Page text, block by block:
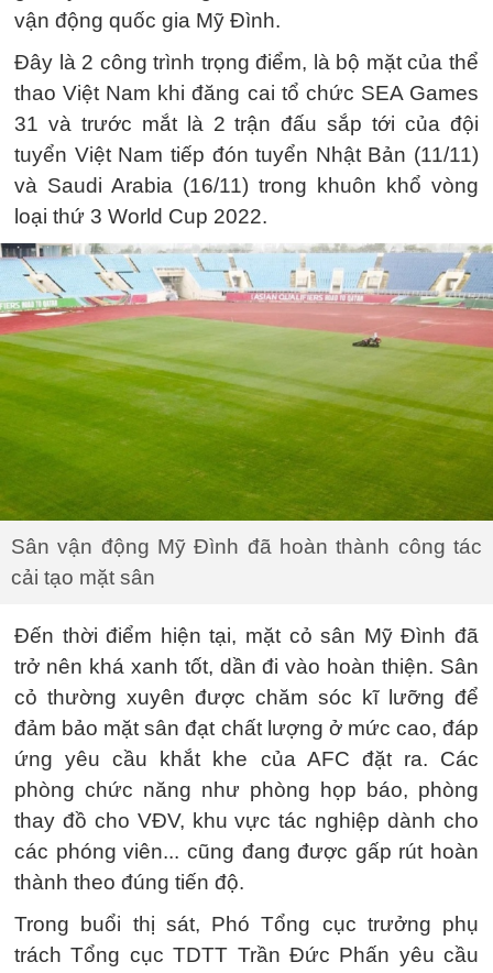
vận động quốc gia Mỹ Đình.
Đây là 2 công trình trọng điểm, là bộ mặt của thể
thao Việt Nam khi đăng cai tổ chức SEA Games
31 và trước mắt là 2 trận đấu sắp tới của đội
tuyển Việt Nam tiếp đón tuyển Nhật Bản (11/11)
và Saudi Arabia (16/11) trong khuôn khổ vòng
loại thứ 3 World Cup 2022.
Sân vận động Mỹ Đình đã hoàn thành công tác
cải tạo mặt sân
Đến thời điểm hiện tại, mặt cỏ sân Mỹ Đình đã
trở nên khá xanh tốt, dần đi vào hoàn thiện. Sân
cỏ thường xuyên được chăm sóc kĩ lưỡng để
đảm bảo mặt sân đạt chất lượng ở mức cao, đáp
ứng yêu cầu khắt khe của AFC đặt ra. Các
phòng chức năng như phòng họp báo, phòng
thay đồ cho VĐV, khu vực tác nghiệp dành cho
các phóng viên... cũng đang được gấp rút hoàn
thành theo đúng tiến độ.
Trong buổi thị sát, Phó Tổng cục trưởng phụ
trách Tổng cục TDTT Trần Đức Phấn yêu cầu